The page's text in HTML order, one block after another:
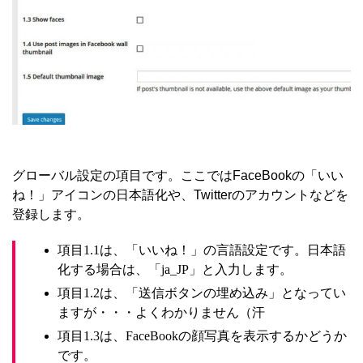
グローバル設定の項目です。ここではFaceBookの「いい
ね！」アイコンの日本語化や、Twitterのアカウントなどを
登録します。
項目1.1は、「いいね！」の言語設定です。日本語
化する場合は、「ja_JP」と入力します。
項目1.2は、「送信ボタンの埋め込み」となってい
ますが・・・よくわかりません（汗
項目1.3は、FaceBookの顔写真を表示するかどうか
です。